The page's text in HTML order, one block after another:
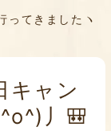
てきましたヽ
ャン
丿🎒